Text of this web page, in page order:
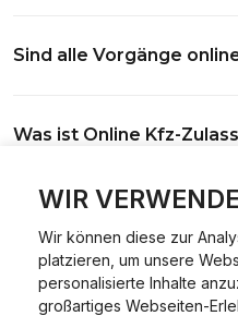
WIR
Wir können diese zur
platzieren, um unsere
personalisierte Inhalte
großartiges Webseiten-
Antrag wird automatisch an
Sind alle Vorgänge
Abmeldungen für Fahrzeuge
Was ist Online Kfz-
Ein Internetverfahren, mit
Dokumentprüfung und
Welche Vorteile gibt es?
Zeitersparnis, flexible
Behörde notwendig.
Welche Unterlagen